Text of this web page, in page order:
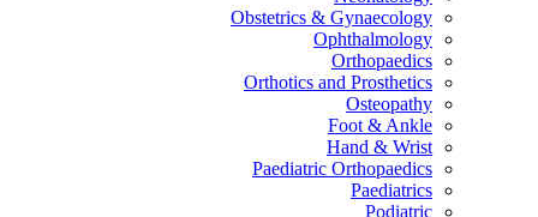
Obstetrics & Gynaecology
Ophthalmology
Orthopaedics
Orthotics and Prosthetics
Osteopathy
Foot & Ankle
Hand & Wrist
Paediatric Orthopaedics
Paediatrics
Podiatric